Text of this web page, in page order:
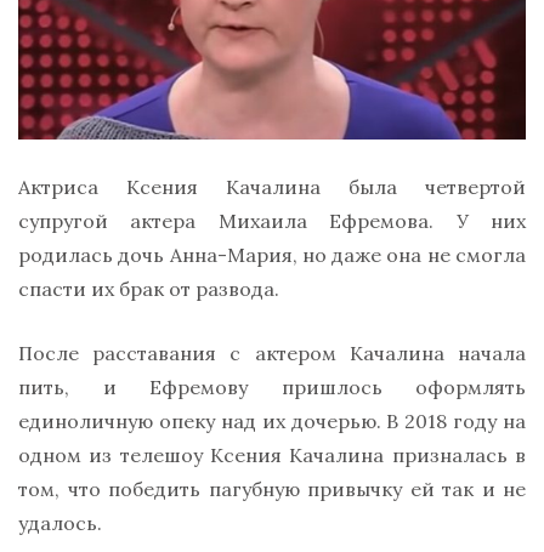
Актриса Ксения Качалина была четвертой
супругой актера Михаила Ефремова. У них
родилась дочь Анна-Мария, но даже она не смогла
спасти их брак от развода.
После расставания с актером Качалина начала
пить, и Ефремову пришлось оформлять
единоличную опеку над их дочерью. В 2018 году на
одном из телешоу Ксения Качалина призналась в
том, что победить пагубную привычку ей так и не
удалось.